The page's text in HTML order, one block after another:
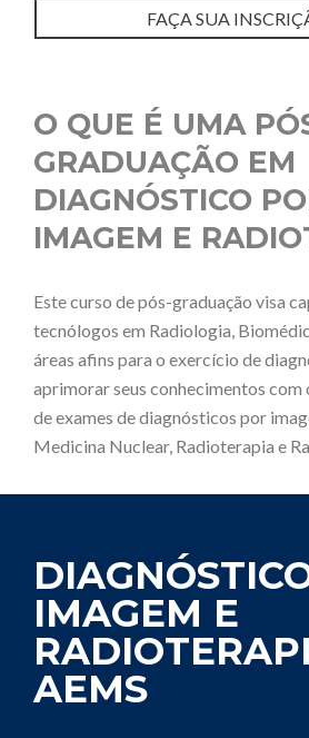
FAÇA SUA
O QUE É UMA
GRADUAÇÃO EM
DIAGNÓSTICO
IMAGEM E
Este curso de pós-graduação visa
tecnólogos em Radiologia,
áreas afins para o exercício de
aprimorar seus conhecimentos
de exames de diagnósticos por
Medicina Nuclear, Radioterapia e
IMAGEM E
AEMS